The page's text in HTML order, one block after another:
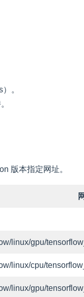
。
。
版本指定网址。
linux/gpu/
linux/cpu/
linux/gpu/